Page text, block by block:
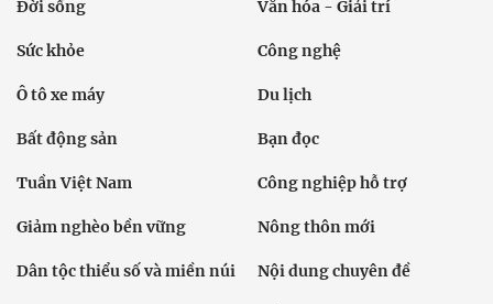
Đời sống Văn hóa - Giải trí
Sức khỏe Công nghệ
Ô tô xe máy Du lịch
Bất động sản Bạn đọc
Tuần Việt Nam Công nghiệp hỗ trợ
Giảm nghèo bền vững Nông thôn mới
Dân tộc thiểu số và miền núi Nội dung chuyên đề